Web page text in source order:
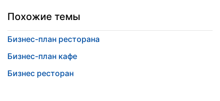
Похожие темы
Бизнес-план ресторана
Бизнес-план кафе
Бизнес ресторан